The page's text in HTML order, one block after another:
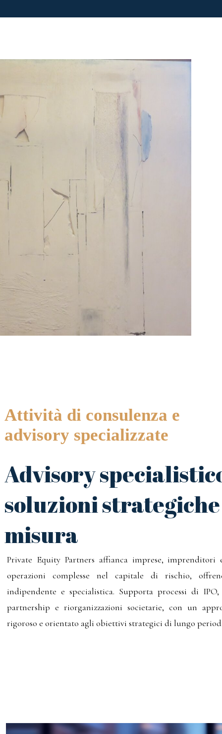
Attività di consulenza e
advisory specializzate
Advisory
soluzioni
misura
Private Equity Partners affianca imprese,
operazioni complesse nel capitale di rischio,
indipendente e specialistica. Supporta processi di
partnership e riorganizzazioni societarie, con un
rigoroso e orientato agli obiettivi strategici di lungo